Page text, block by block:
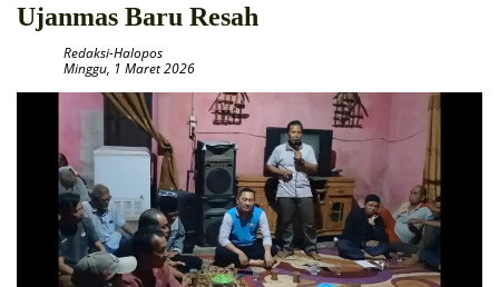
Ujanmas Baru Resah
Redaksi-Halopos
Minggu, 1 Maret 2026